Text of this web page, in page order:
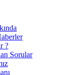
?
Sorular